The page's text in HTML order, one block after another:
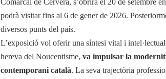
Comarcal de Cervera, s’obrirà el 20 de setembre
podrà visitar fins al 6 de gener de 2026.
diversos punts del país.
L’exposició vol oferir una síntesi vital i
hereva del Noucentisme, va impulsar la
contemporani català. La seva trajectòria